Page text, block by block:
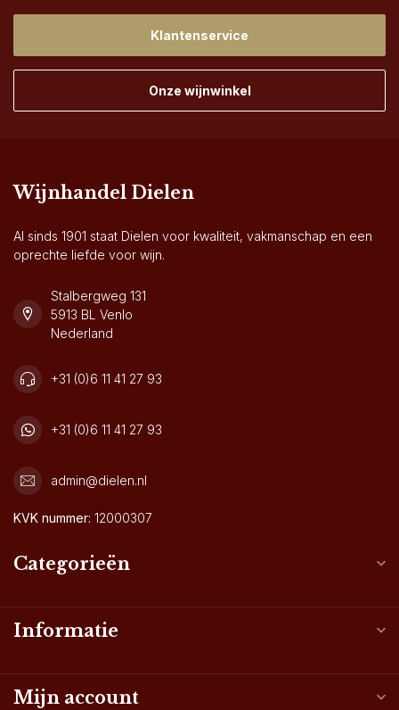
Klantenservice
Onze wijnwinkel
Wijnhandel Dielen
Al sinds 1901 staat Dielen voor kwaliteit, vakmanschap en een
oprechte liefde voor wijn.
Stalbergweg 131
5913 BL Venlo
Nederland
+31 (0)6 11 41 27 93
+31 (0)6 11 41 27 93
admin@dielen.nl
KVK nummer: 12000307
Categorieën
Informatie
Mijn account